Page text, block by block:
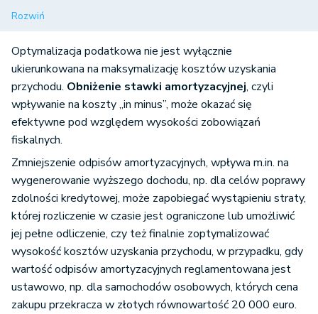
2. Niższa stawka amortyzacyjna może przynieść
oszczędności w transakcjach kupna-sprzedaży drogich
samochodów osobowych
Podsumowanie i wnioski
Rozwiń
Optymalizacja podatkowa nie jest wyłącznie
ukierunkowana na maksymalizację kosztów uzyskania
przychodu. Obniżenie stawki amortyzacyjnej, czyli
wpływanie na koszty „in minus”, może okazać się
efektywne pod względem wysokości zobowiązań
fiskalnych.
Zmniejszenie odpisów amortyzacyjnych, wpływa m.in. na
wygenerowanie wyższego dochodu, np. dla celów poprawy
zdolności kredytowej, może zapobiegać wystąpieniu straty,
której rozliczenie w czasie jest ograniczone lub umożliwić
jej pełne odliczenie, czy też finalnie zoptymalizować
wysokość kosztów uzyskania przychodu, w przypadku, gdy
wartość odpisów amortyzacyjnych reglamentowana jest
ustawowo, np. dla samochodów osobowych, których cena
zakupu przekracza w złotych równowartość 20 000 euro.